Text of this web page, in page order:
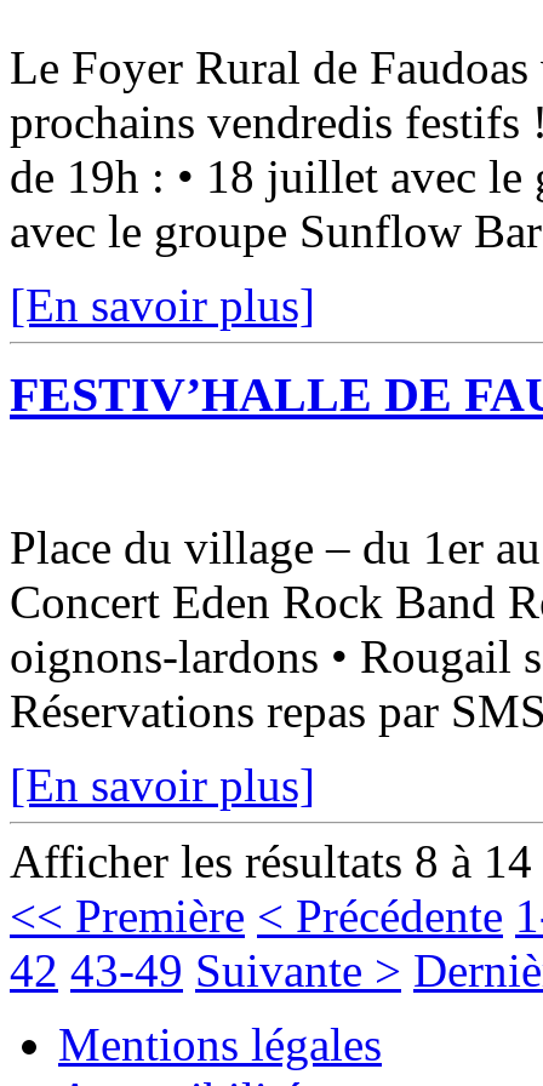
Le Foyer Rural de
prochains vendredis festifs
de 19h : • 18 juillet avec le
avec le groupe Sunflow
[En savoir plus]
FESTIV’HALLE DE
Place du village – du 1er
Concert Eden Rock Band
oignons-lardons • Rougail
Réservations repas par
[En savoir plus]
Afficher les résultats 8 à
<< Première < Précédente
42 43-49 Suivante >
Mentions légales